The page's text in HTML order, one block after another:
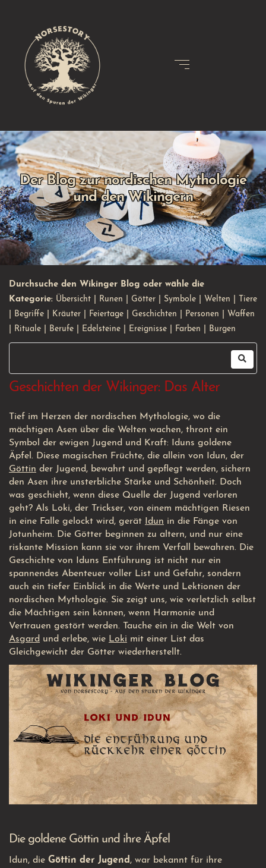
Der Blog zur nordischen Mythologie
und den Wikingern
Durchsuche den Wikinger Blog oder wähle die
Kategorie: Übersicht Runen Götter Symbole Welten
Tiere
Begriffe Kräuter Feiertage Geschichten Personen
Waffen
Rituale Berufe Edelsteine Ereignisse Farben Burgen
Geschichten der Wikinger: Das Alter
Tief im Herzen der nordischen Mythologie, wo die
mächtigen Asen über die Welten wachen, thront ein
Symbol der ewigen Jugend und Kraft: Iduns goldene
Äpfel. Diese magischen Früchte, die allein von Idun, der
Göttin der Jugend, bewahrt und gepflegt werden, sichern
den Asen ihre unsterbliche Stärke und Schönheit. Doch
was geschieht, wenn diese Quelle der Jugend verloren
geht? Als Loki, der Trickser, von einem mächtigen Riesen
in eine Falle gelockt wird, gerät
Idun in die Fänge von
Jotunheim. Die Götter beginnen zu altern, und nur eine
riskante Mission kann sie vor ihrem Verfall bewahren. Die
Geschichte von Iduns Entführung ist nicht nur ein
spannendes Abenteuer voller List und Gefahr, sondern
auch ein tiefer Einblick in die Werte und Lektionen der
nordischen Mythologie. Sie zeigt uns, wie verletzlich selbst
die Mächtigen sein können, wenn Harmonie und
Vertrauen gestört werden. Tauche ein in die Welt von
Asgard und erlebe, wie Loki mit einer List das
Gleichgewicht der Götter wiederherstellt.
Die goldene Göttin und ihre Äpfel
Idun, die Göttin der Jugend , war bekannt für ihre